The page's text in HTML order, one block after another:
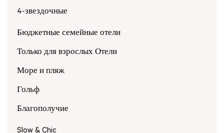
4-звездочные
Бюджетные семейные отели
Только для взрослых Отели
Море и пляж
Гольф
Благополучие
Slow & Chic